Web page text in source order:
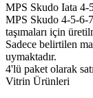
MPS Skudo Iata 4-
MPS Skudo 4-5-6-
taşımaları için
Sadece belirtilen
uymaktadır.
4'lü paket olarak
Vitrin Ürünleri